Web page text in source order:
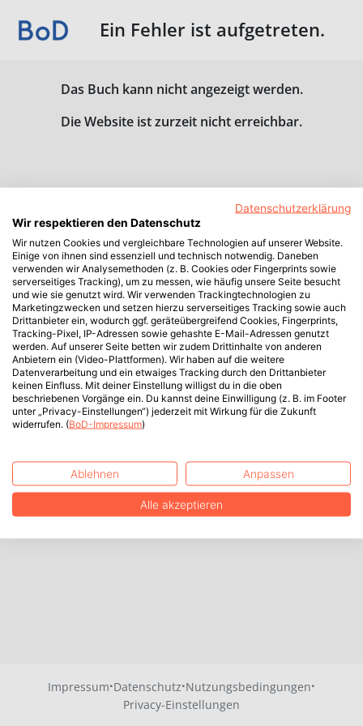
Ein Fehler ist aufgetreten.
Das Buch kann nicht angezeigt werden.
Die Website ist zurzeit nicht erreichbar.
Impressum·Datenschutz·Nutzungsbedingungen·
Privacy-Einstellungen
Datenschutzerklärung
Wir respektieren den Datenschutz
Wir nutzen Cookies und vergleichbare Technologien auf unserer Website.
Einige von ihnen sind essenziell und technisch notwendig. Daneben
verwenden wir Analysemethoden (z. B. Cookies oder Fingerprints sowie
serverseitiges Tracking), um zu messen, wie häufig unsere Seite besucht
und wie sie genutzt wird. Wir verwenden Trackingtechnologien zu
Marketingzwecken und setzen hierzu serverseitiges Tracking sowie auch
Drittanbieter ein, wodurch ggf. geräteübergreifend Cookies, Fingerprints,
Tracking-Pixel, IP-Adressen sowie gehashte E-Mail-Adressen genutzt
werden. Auf unserer Seite betten wir zudem Drittinhalte von anderen
Anbietern ein (Video-Plattformen). Wir haben auf die weitere
Datenverarbeitung und ein etwaiges Tracking durch den Drittanbieter
keinen Einfluss. Mit deiner Einstellung willigst du in die oben
beschriebenen Vorgänge ein. Du kannst deine Einwilligung (z. B. im Footer
unter „Privacy-Einstellungen“) jederzeit mit Wirkung für die Zukunft
widerrufen. (BoD-Impressum)
Ablehnen Anpassen
Alle akzeptieren